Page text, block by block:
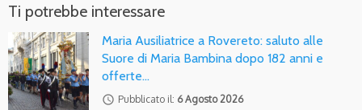
Ti potrebbe interessare
Maria Ausiliatrice a Rovereto: saluto alle
Suore di Maria Bambina dopo 182 anni e
offerte…
access_time Pubblicato il: 6 Agosto 2026